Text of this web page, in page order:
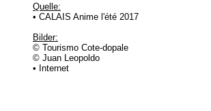
Quelle:
• CALAIS Anime l'été 2017
Bilder:
© Tourismo Cote-dopale
© Juan Leopoldo
• Internet